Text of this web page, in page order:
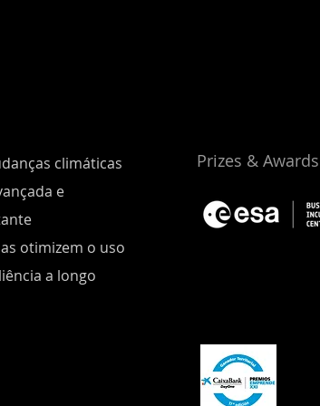
climáticas
e
otimizem o uso
a longo
Prizes &